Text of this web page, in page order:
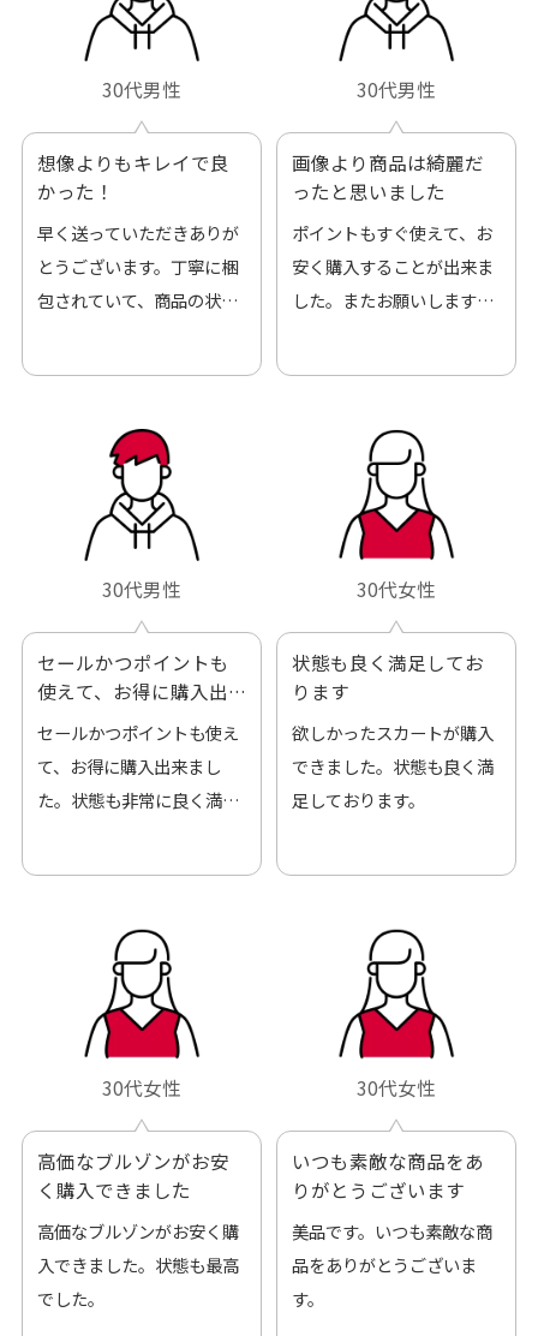
30代男性
想像よりもキレイで良
かった！
早く送っていただきありが
とうございます。丁寧に梱
包されていて、商品の状態
30代男性
画像より商品は綺麗だ
ったと思いました
ポイントもすぐ使えて、お
安く購入することが出来ま
した。またお願いします、
30代男性
セールかつポイントも
使えて、お得に購入出
来ました
セールかつポイントも使え
て、お得に購入出来まし
た。状態も非常に良く満足
30代女性
状態も良く満足してお
ります
欲しかったスカートが購入
できました。状態も良く満
足しております。
30代女性
高価なブルゾンがお安
く購入できました
高価なブルゾンがお安く購
入できました。状態も最高
でした。
30代女性
いつも素敵な商品をあ
りがとうございます
美品です。いつも素敵な商
品をありがとうございま
す。